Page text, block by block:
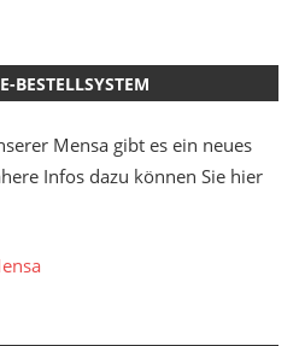
BESTELLSYSTEM
Mensa gibt es ein neues
Infos dazu können Sie hier